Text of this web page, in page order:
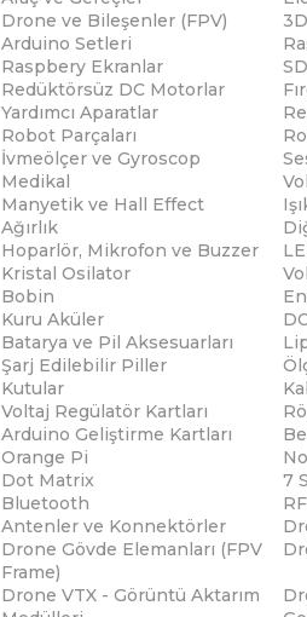
Drone ve Bileşenler (FPV)
Arduino Setleri
Raspbery Ekranlar
Redüktörsüz DC Motorlar
Yardımcı Aparatlar
Robot Parçaları
İvmeölçer ve Gyroscop
Medikal
Manyetik ve Hall Effect
Ağırlık
Hoparlör, Mikrofon ve Buzzer
Kristal Osilator
Bobin
Kuru Aküler
Batarya ve Pil Aksesuarları
Şarj Edilebilir Piller
Kutular
Voltaj Regülatör Kartları
Arduino Geliştirme Kartları
Orange Pi
Dot Matrix 7
Bluetooth RF
Antenler ve Konnektörler
Drone Gövde Elemanları (FPV
Frame)
Drone VTX - Görüntü Aktarım